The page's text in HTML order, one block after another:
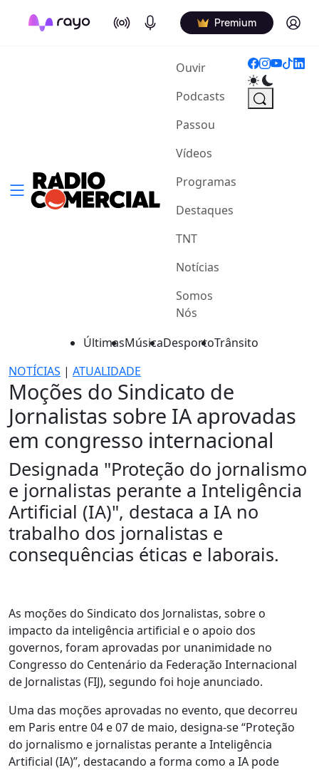
On Air Podcasts Premium Log in
Ouvir(current)
Podcasts
Passou
Vídeos
Programas
Destaques
TNT
Notícias
Somos
Nós
ÚltimasMúsicaDesportoTrânsito
NOTÍCIAS | ATUALIDADE
Moções do Sindicato de
Jornalistas sobre IA aprovadas
em congresso internacional
Designada "Proteção do jornalismo
e jornalistas perante a Inteligência
Artificial (IA)", destaca a IA no
trabalho dos jornalistas e
consequências éticas e laborais.
As moções do Sindicato dos Jornalistas, sobre o
impacto da inteligência artificial e o apoio dos
governos, foram aprovadas por unanimidade no
Congresso do Centenário da Federação Internacional
de Jornalistas (FIJ), segundo foi hoje anunciado.
Uma das moções aprovadas no evento, que decorreu
em Paris entre 04 e 07 de maio, designa-se “Proteção
do jornalismo e jornalistas perante a Inteligência
Artificial (IA)”, destacando a forma como a IA pode